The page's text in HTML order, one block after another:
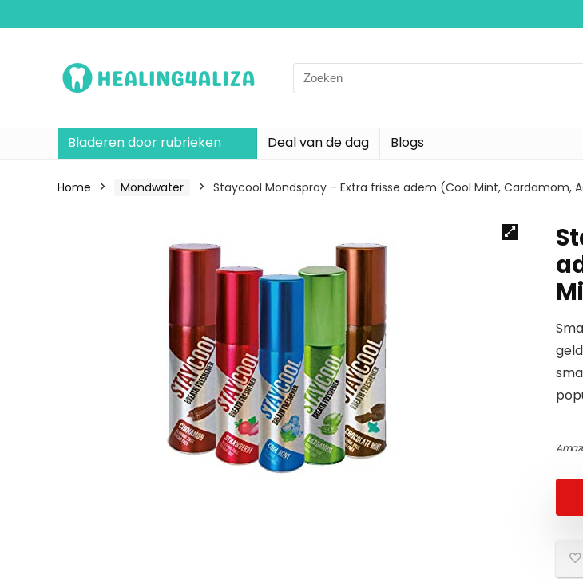
Search
for:
Bladeren door rubrieken Deal van de dag Blogs
Home Mondwater Staycool Mondspray – Extra frisse adem (Cool Mint, Cardamom,